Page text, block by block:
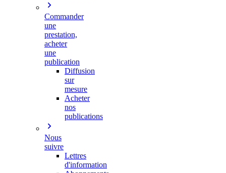
Commander
une
prestation,
acheter
une
publication
Diffusion
sur
mesure
Acheter
nos
publications
Nous
suivre
Lettres
d'information